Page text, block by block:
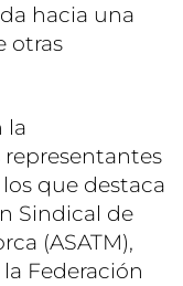
hacia una
otras
la
que destaca
Sindical de
(ASATM),
Federación